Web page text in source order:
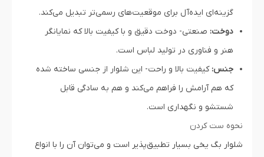
گزینه‌ای ایده‌آل برای موقعیت‌های رسمی‌تر تبدیل می‌کند.
دوخت: صنعتی- دوخت دقیق و با کیفیت بالا که نمایانگر
هنر و فناوری در تولید لباس است.
جنس:کیفیت بالا و راحت- این شلوار از جنسی ساخته شده
که هم آرامش را فراهم می‌کند و هم به سادگی قابل
شستشو و نگهداری است.
نحوه ست کردن
شلوار بگ یخی بسیار تطبیق‌پذیر است و می‌توان آن را با انواع